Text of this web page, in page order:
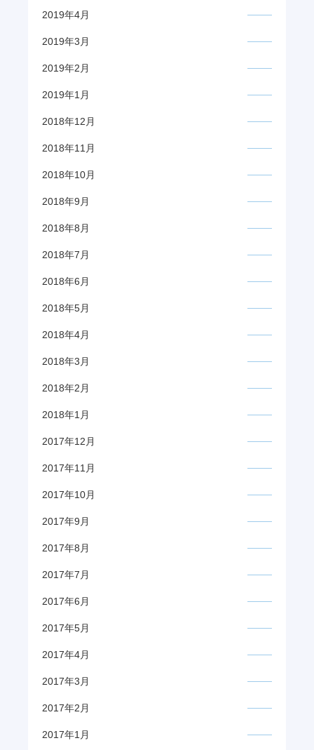
2019年4月
2019年3月
2019年2月
2019年1月
2018年12月
2018年11月
2018年10月
2018年9月
2018年8月
2018年7月
2018年6月
2018年5月
2018年4月
2018年3月
2018年2月
2018年1月
2017年12月
2017年11月
2017年10月
2017年9月
2017年8月
2017年7月
2017年6月
2017年5月
2017年4月
2017年3月
2017年2月
2017年1月